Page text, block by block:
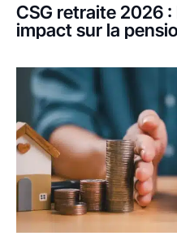
CSG retraite 2026
impact sur la